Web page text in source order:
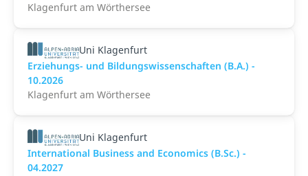
Klagenfurt am Wörthersee
Uni Klagenfurt
Erziehungs- und Bildungswissenschaften (B.A.) -
10.2026
Klagenfurt am Wörthersee
Uni Klagenfurt
International Business and Economics (B.Sc.) -
04.2027